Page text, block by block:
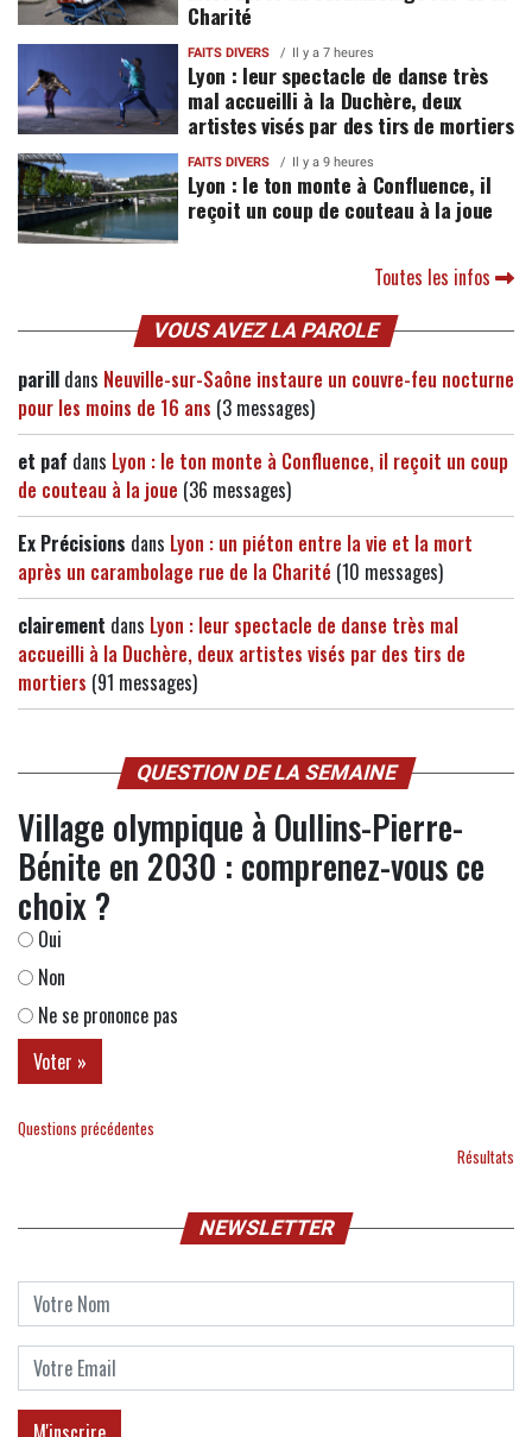
Charité
FAITS DIVERS Il y a 7 heures
Lyon : leur spectacle de danse très
mal accueilli à la Duchère, deux
artistes visés par des tirs de mortiers
FAITS DIVERS Il y a 9 heures
Lyon : le ton monte à Confluence, il
reçoit un coup de couteau à la joue
Toutes les infos
VOUS AVEZ LA PAROLE
parill dans Neuville-sur-Saône instaure un couvre-feu nocturne
pour les moins de 16 ans (3 messages)
et paf dans Lyon : le ton monte à Confluence, il reçoit un coup
de couteau à la joue (36 messages)
Ex Précisions dans Lyon : un piéton entre la vie et la mort
après un carambolage rue de la Charité (10 messages)
clairement dans Lyon : leur spectacle de danse très mal
accueilli à la Duchère, deux artistes visés par des tirs de
mortiers (91 messages)
QUESTION DE LA SEMAINE
Village olympique à Oullins-Pierre-
Bénite en 2030 : comprenez-vous ce
choix ?
Oui
Non
Ne se prononce pas
Questions précédentes
Résultats
NEWSLETTER